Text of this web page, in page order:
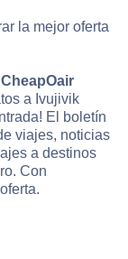
la mejor oferta
a Ivujivik
El boletín
viajes, noticias
a destinos
Con